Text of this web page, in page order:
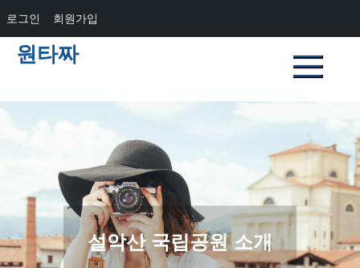
로그인 회원가입
Skip원타짜
설악산 국립공원 소개